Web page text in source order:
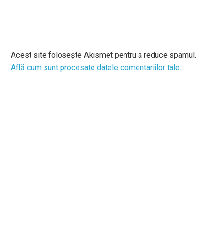
Acest site folosește Akismet pentru a reduce spamul.
Află cum sunt procesate datele comentariilor tale.